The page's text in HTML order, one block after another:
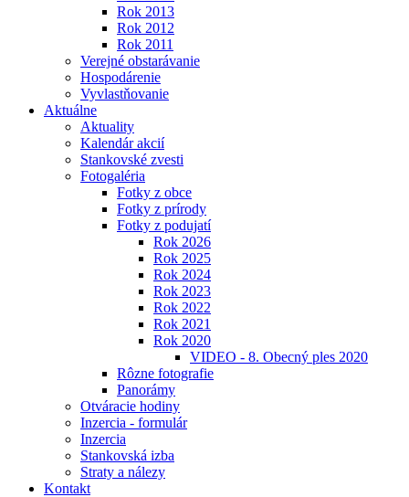
Rok 2013
Rok 2012
Rok 2011
Verejné obstarávanie
Hospodárenie
Vyvlastňovanie
Aktuálne
Aktuality
Kalendár akcií
Stankovské zvesti
Fotogaléria
Fotky z obce
Fotky z prírody
Fotky z podujatí
Rok 2026
Rok 2025
Rok 2024
Rok 2023
Rok 2022
Rok 2021
Rok 2020
VIDEO - 8. Obecný ples 2020
Rôzne fotografie
Panorámy
Otváracie hodiny
Inzercia - formulár
Inzercia
Stankovská izba
Straty a nálezy
Kontakt